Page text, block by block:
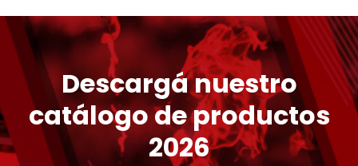
Descargá nuestro
catálogo de productos
2026